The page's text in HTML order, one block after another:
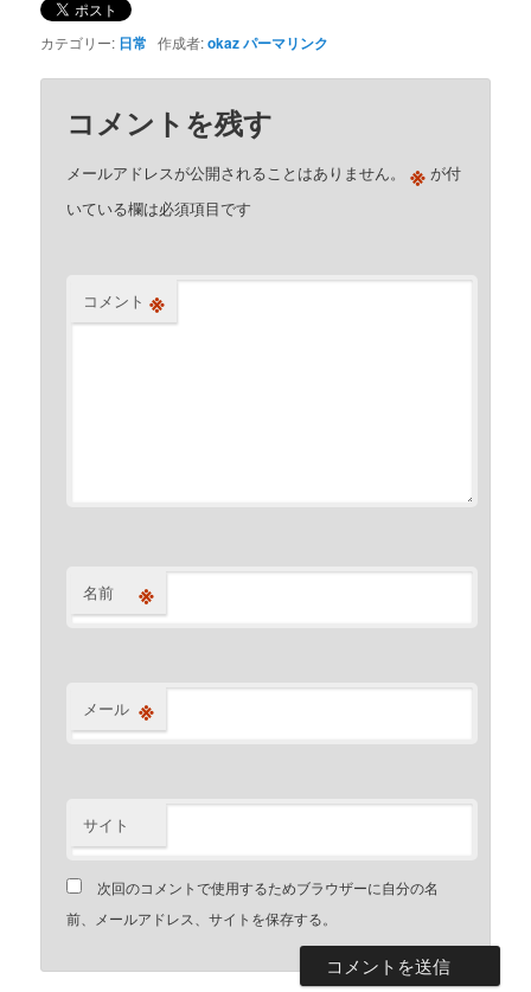
カテゴリー: 日常 作成者:okazパーマリンク
コメントを残す
メールアドレスが公開されることはありません。 ※ が付
いている欄は必須項目です
コメント ※
名前 ※
メール ※
サイト
次回のコメントで使用するためブラウザーに自分の名
前、メールアドレス、サイトを保存する。